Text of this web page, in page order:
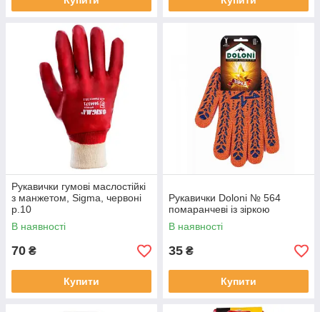
Рукавички гумові маслостійкі
з манжетом, Sigma, червоні
р.10
В наявності
70 ₴
Купити
Рукавички Doloni № 564
помаранчеві із зіркою
В наявності
35 ₴
Купити